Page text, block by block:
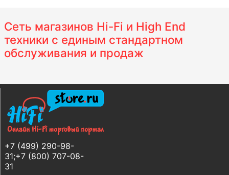
Сеть магазинов Hi-Fi и High End
техники с единым стандартном
обслуживания и продаж
+7 (499) 290-98-
31;+7 (800) 707-08-
31